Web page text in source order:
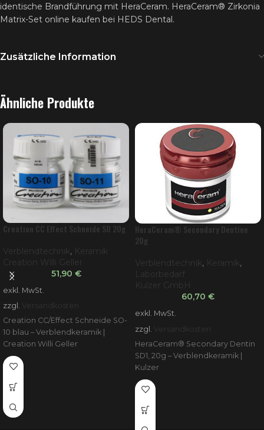
identische Brandführung mit HeraCeram. HeraCeram® Zirkonia
Matrix-Set online kaufen bei HEDS Dental.
Zusätzliche Information
Ähnliche Produkte
Creation CC Effect Schneide SO 20g
Verblendtechnik , Keramik
Creation Willi Geller
51,90 €
exkl. MwSt.
zzgl. Versandkosten
Creation CC/Effect Schneide SO-
10 blau – Verblendkeramik |
Creation Willi Geller
HeraCeram® Secondary Dentine
20g
Verblendtechnik , Keramik ,
Laborbedarf
Kulzer GmbH
60,70 €
exkl. MwSt.
zzgl.
Versandkosten
HeraCeram® Secondary Dentin
SD1, 20g – Verblendkeramik |
Kulzer